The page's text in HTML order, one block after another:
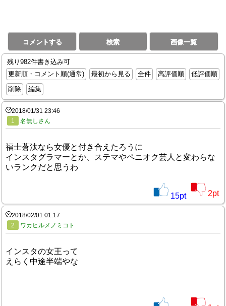
コメントする 検索 画像一覧
残り982件書き込み可
更新順・コメント順(通常)
最初から見る 全件 高評価順
低評価順
削除
編集
2018/01/31 23:46
1
名無しさん
福士蒼汰なら女優と付き合えたろうに
インスタグラマーとか、ステマやペニオク芸人と変わらな
いランクだと思うわ
15pt 2pt
2018/02/01 01:17
2
ワカヒルメノミコト
インスタの女王って
えらく中途半端やな